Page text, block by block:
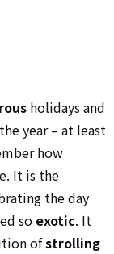
holidays and
year – at least
how
It is the
the day
so exotic. It
ofstrolling